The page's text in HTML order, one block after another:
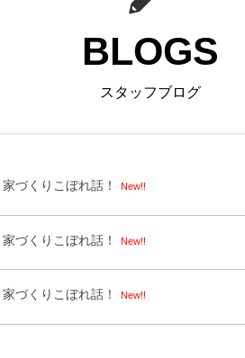
BLOGS
スタッフブログ
家づくりこぼれ話！ New!!
家づくりこぼれ話！ New!!
家づくりこぼれ話！ New!!